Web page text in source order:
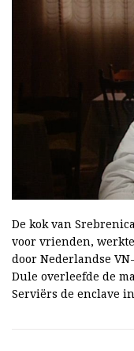
De kok van
voor vrienden,
door Nederlandse
Dule overleefde de
Serviërs de enclave